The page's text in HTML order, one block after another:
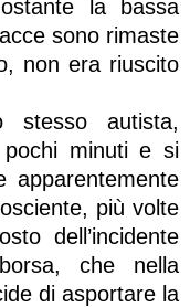
la bassa
sono rimaste
non era riuscito
stesso autista,
minuti e si
apparentemente
più volte
dell’incidente
che nella
di asportare la